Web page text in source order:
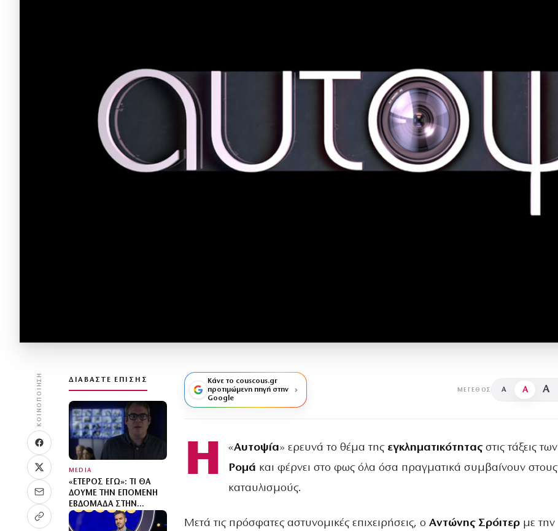
ΚΟΙΝΟΠΟΊΗΣΗ ΔΙΑΒΆΣΤΕ ΕΠΊΣΗΣ
MEDIA
«ΈΤΕΡΟΣ ΕΓΏ»: ΤΙ ΘΑ
ΔΟΎΜΕ ΤΗΝ ΕΠΌΜΕΝΗ
ΕΒΔΟΜΆΔΑ ΣΤΗΝ
ΑΣΤΥΝΟΜΙΚΉ ΣΕΙΡΆ
ΜΥΣΤΗΡΊΟΥ
Κάνε το couscous.gr
προτιμώμενη πηγή στην
Google
ΜΈΓΕΘΟΣ A A A
Η «Αυτοψία» ερευνά το θέμα της εγκληματικότηταςστις τάξεις των
Ρομά και φέρνει στο φως όλα όσα πραγματικά συμβαίνουν στους
καταυλισμούς.
Μετά τις πρόσφατες αστυνομικές επιχειρήσεις, ο Αντώνης Σρόιτερ με την